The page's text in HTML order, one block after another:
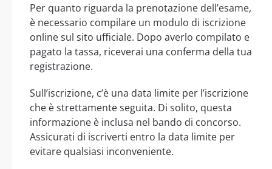
Per quanto riguarda la prenotazione dell’esame,
è necessario compilare un modulo di iscrizione
online sul sito ufficiale. Dopo averlo compilato e
pagato la tassa, riceverai una conferma della tua
registrazione.
Sull’iscrizione, c’è una data limite per l’iscrizione
che è strettamente seguita. Di solito, questa
informazione è inclusa nel bando di concorso.
Assicurati di iscriverti entro la data limite per
evitare qualsiasi inconveniente.